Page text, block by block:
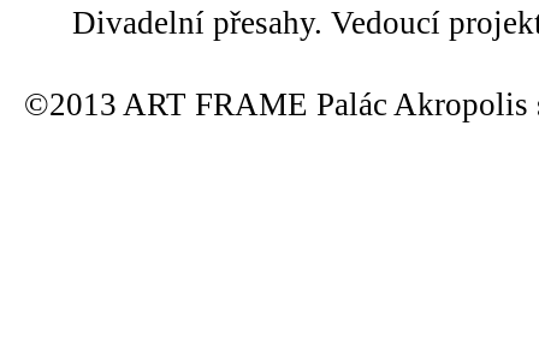
Divadelní přesahy. Vedoucí
©2013 ART FRAME Palác Akropolis